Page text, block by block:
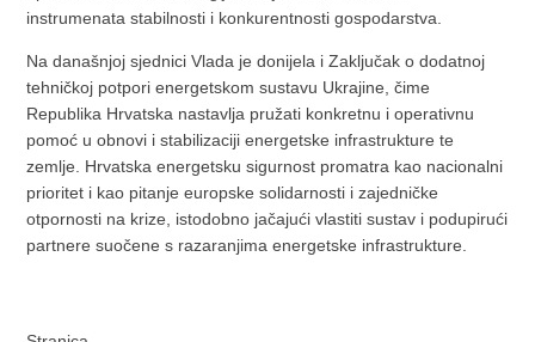
instrumenata stabilnosti i konkurentnosti gospodarstva.
Na današnjoj sjednici Vlada je donijela i Zaključak o dodatnoj
tehničkoj potpori energetskom sustavu Ukrajine, čime
Republika Hrvatska nastavlja pružati konkretnu i operativnu
pomoć u obnovi i stabilizaciji energetske infrastrukture te
zemlje. Hrvatska energetsku sigurnost promatra kao nacionalni
prioritet i kao pitanje europske solidarnosti i zajedničke
otpornosti na krize, istodobno jačajući vlastiti sustav i podupirući
partnere suočene s razaranjima energetske infrastrukture.